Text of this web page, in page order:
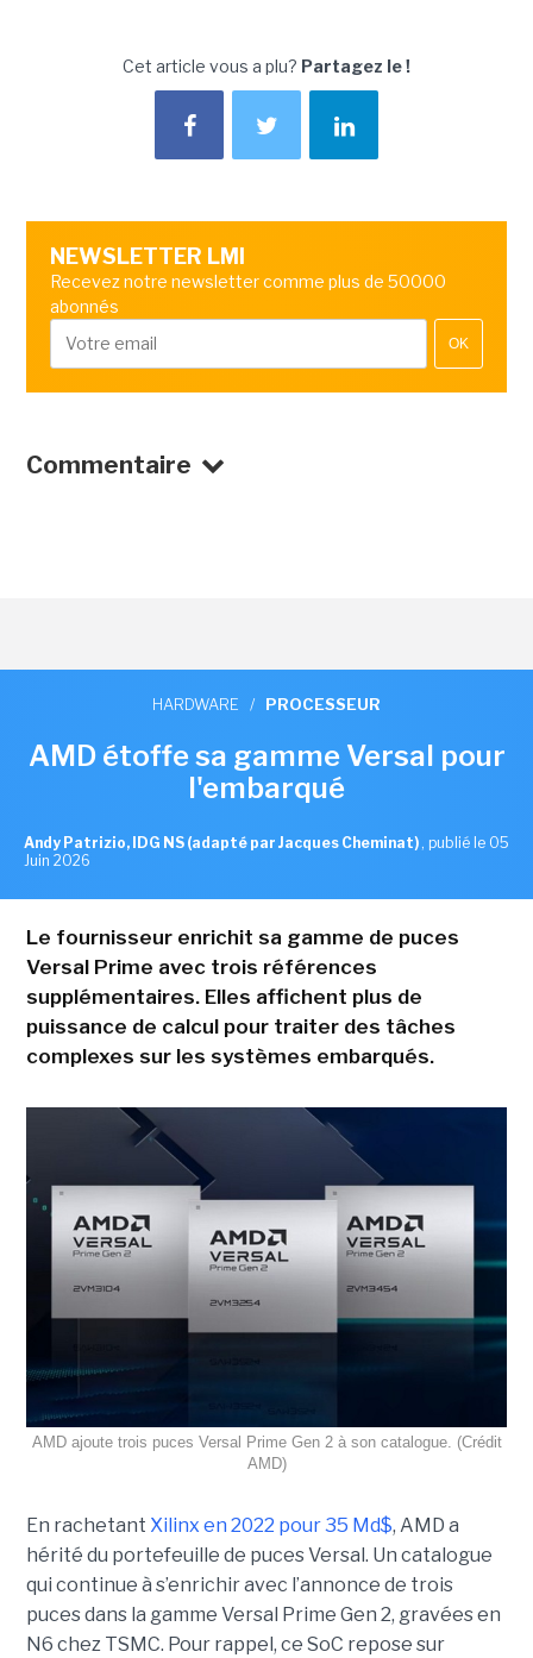
Cet article vous a plu? Partagez le !
NEWSLETTER LMI
Recevez notre newsletter comme plus de 50000
abonnés
OK
Commentaire
HARDWARE / PROCESSEUR
AMD étoffe sa gamme Versal pour
l'embarqué
Andy Patrizio, IDG NS (adapté par Jacques Cheminat) , publié le 05
Juin 2026
Le fournisseur enrichit sa gamme de puces
Versal Prime avec trois références
supplémentaires. Elles affichent plus de
puissance de calcul pour traiter des tâches
complexes sur les systèmes embarqués.
AMD ajoute trois puces Versal Prime Gen 2 à son catalogue. (Crédit
AMD)
En rachetant Xilinx en 2022 pour 35 Md$, AMD a
hérité du portefeuille de puces Versal. Un catalogue
qui continue à s’enrichir avec l’annonce de trois
puces dans la gamme Versal Prime Gen 2, gravées en
N6 chez TSMC. Pour rappel, ce SoC repose sur